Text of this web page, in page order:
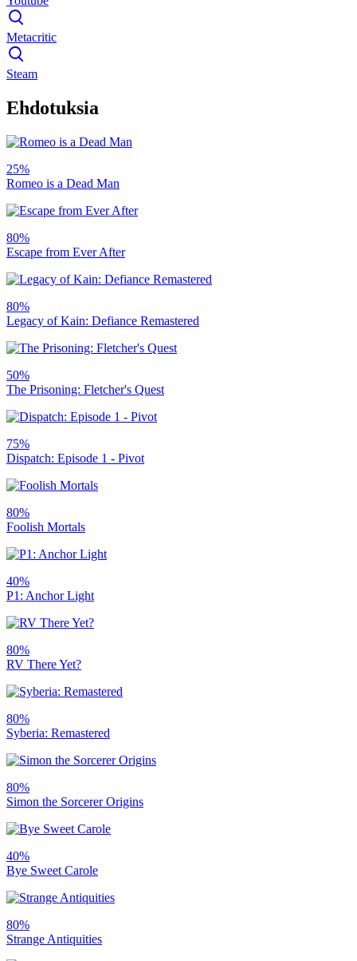
Metacritic
Steam
Ehdotuksia
25%
Romeo is a Dead Man
80%
Escape from Ever After
80%
Legacy of Kain: Defiance Remastered
50%
The Prisoning: Fletcher's Quest
75%
Dispatch: Episode 1 - Pivot
80%
Foolish Mortals
40%
P1: Anchor Light
80%
RV There Yet?
80%
Syberia: Remastered
80%
Simon the Sorcerer Origins
40%
Bye Sweet Carole
80%
Strange Antiquities